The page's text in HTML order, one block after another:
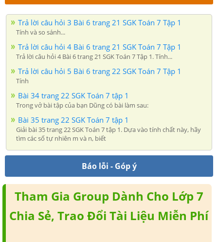
Trả lời câu hỏi 3 Bài 6 trang 21 SGK Toán 7 Tập 1
Tính và so sánh...
Trả lời câu hỏi 4 Bài 6 trang 21 SGK Toán 7 Tập 1
Trả lời câu hỏi 4 Bài 6 trang 21 SGK Toán 7 Tập 1. Tính...
Trả lời câu hỏi 5 Bài 6 trang 22 SGK Toán 7 Tập 1
Tính
Bài 34 trang 22 SGK Toán 7 tập 1
Trong vở bài tập của bạn Dũng có bài làm sau:
Bài 35 trang 22 SGK Toán 7 tập 1
Giải bài 35 trang 22 SGK Toán 7 tập 1. Dựa vào tính chất này, hãy
tìm các số tự nhiên m và n, biết
Báo lỗi - Góp ý
Tham Gia Group Dành Cho Lớp 7
Chia Sẻ, Trao Đổi Tài Liệu Miễn Phí